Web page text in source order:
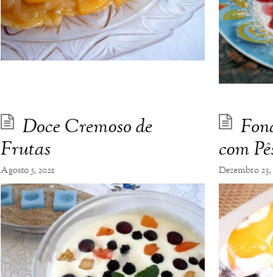
Doce Cremoso de
Frutas
Agosto 5, 2021
com
Dezembro 23,